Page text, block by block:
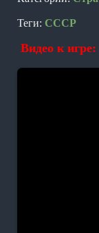
Теги: СССР
Видео к игре: